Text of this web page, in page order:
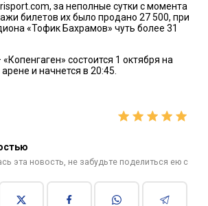
за неполные сутки с момента
билетов их было продано 27 500, при
«Тофик Бахрамов» чуть более 31
состоится 1 октября на
и начнется в 20:45.
эта новость, не забудьте поделиться ею с